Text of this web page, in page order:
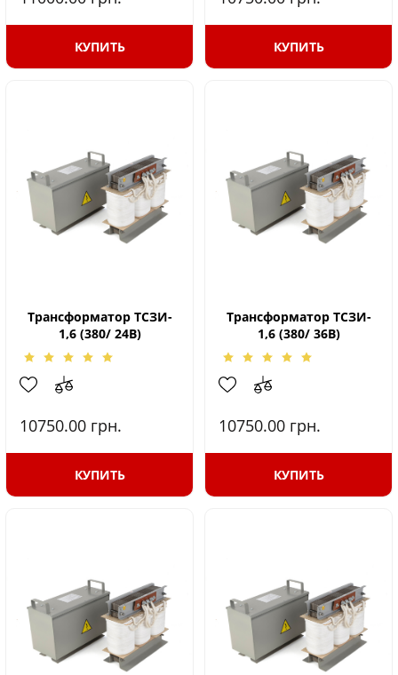
КУПИТЬ КУПИТЬ
Трансформатор ТСЗИ-
1,6 (380/ 24В)
10750.00 грн.
КУПИТЬ
Трансформатор ТСЗИ-
1,6 (380/ 36В)
10750.00 грн.
КУПИТЬ